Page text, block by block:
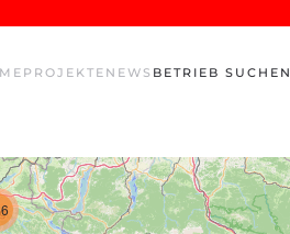
PROJEKTE NEWS BETRIEB SUCHEN